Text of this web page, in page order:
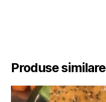
Produse similare